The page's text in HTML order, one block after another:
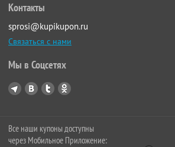
Контакты
sprosi@kupikupon.ru
Связаться с нами
Мы в Соцсетях
Все наши купоны доступны
через Мобильное Приложение: